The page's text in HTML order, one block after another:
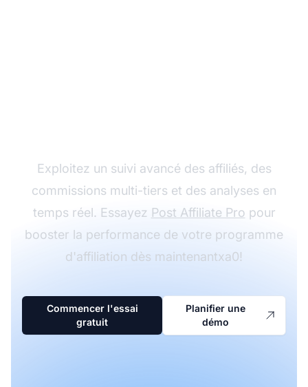
Exploitez un suivi avancé des affiliés, des
commissions multi-tiers et des analyses en
temps réel. Essayez Post Affiliate Pro pour
booster la performance de votre programme
d'affiliation dès maintenantxa0!
Commencer l'essai
gratuit
Planifier une
démo